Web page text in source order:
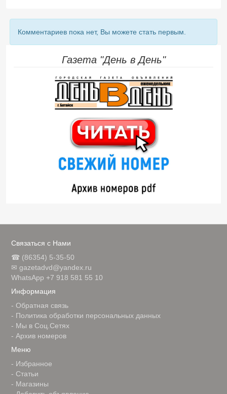
Комментариев пока нет, Вы можете стать первым.
Газета "День в День"
Связаться с Нами
☎ (86354) 5-35-50
✉ gazetadvd@yandex.ru
WhatsApp +7 918 581 55 10
Информация
- Обратная связь
- Политика обработки персональных данных
- Мы в Соц.Сетях
- Архив номеров
Меню
- Избранное
- Статьи
- Магазины